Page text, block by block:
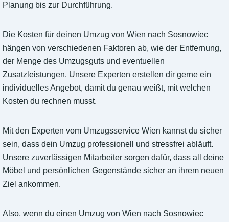
Planung bis zur Durchführung.
Die Kosten für deinen Umzug von Wien nach Sosnowiec
hängen von verschiedenen Faktoren ab, wie der Entfernung,
der Menge des Umzugsguts und eventuellen
Zusatzleistungen. Unsere Experten erstellen dir gerne ein
individuelles Angebot, damit du genau weißt, mit welchen
Kosten du rechnen musst.
Mit den Experten vom Umzugsservice Wien kannst du sicher
sein, dass dein Umzug professionell und stressfrei abläuft.
Unsere zuverlässigen Mitarbeiter sorgen dafür, dass all deine
Möbel und persönlichen Gegenstände sicher an ihrem neuen
Ziel ankommen.
Also, wenn du einen Umzug von Wien nach Sosnowiec